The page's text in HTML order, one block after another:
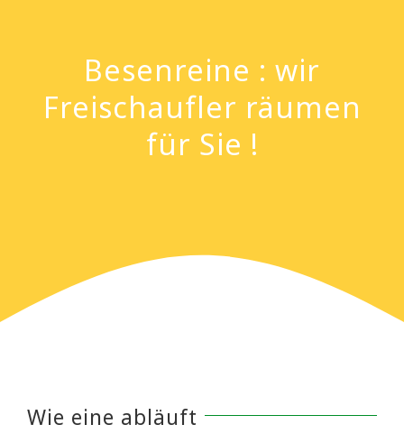
Besenreine : wir
Freischaufler räumen
für Sie !
Wie eine abläuft